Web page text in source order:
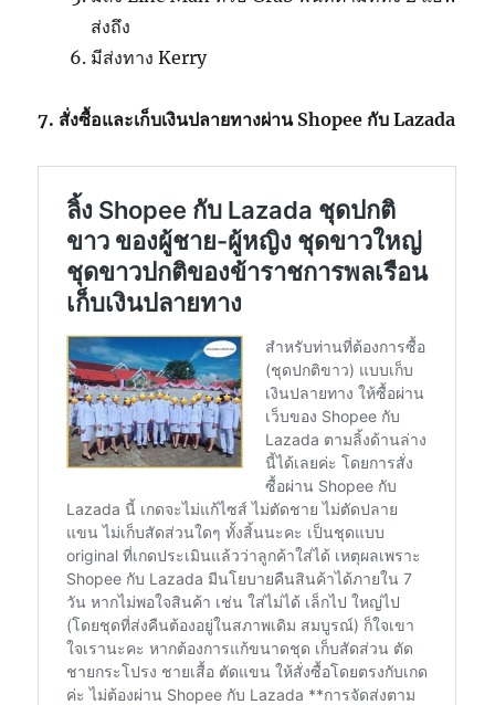
ส่งถึง
มีส่งทาง Kerry
7. สั่งซื้อและเก็บเงินปลายทางผ่าน Shopee กับ Lazada